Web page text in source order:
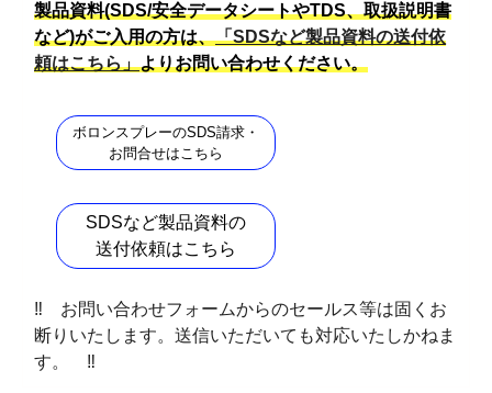
製品資料(SDS/安全データシートやTDS、取扱説明書
など)がご入用の方は、「SDSなど製品資料の送付依
頼はこちら」よりお問い合わせください。
ボロンスプレーのSDS請求・
お問合せはこちら
SDSなど製品資料の
送付依頼はこちら
‼ お問い合わせフォームからのセールス等は固くお
断りいたします。送信いただいても対応いたしかねま
す。 ‼